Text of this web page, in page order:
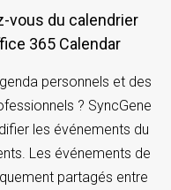
365 Calendar
personnels et des
? SyncGene
les événements du
Les événements de
partagés entre